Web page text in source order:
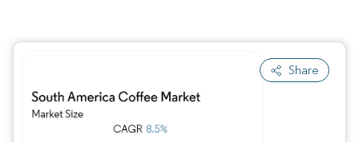
Share